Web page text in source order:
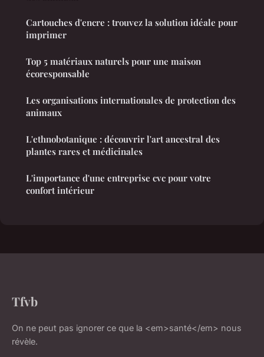
Cartouches d'encre : trouvez la solution idéale pour
imprimer
Top 5 matériaux naturels pour une maison
écoresponsable
Les organisations internationales de protection des
animaux
L'ethnobotanique : découvrir l'art ancestral des
plantes rares et médicinales
L'importance d'une entreprise cvc pour votre
confort intérieur
Tfvb
On ne peut pas ignorer ce que la <em>santé</em> nous
révèle.